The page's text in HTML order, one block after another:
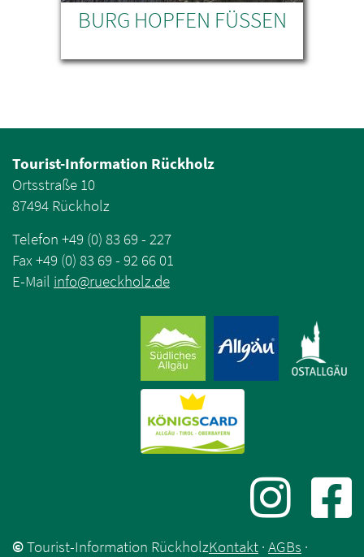
BURG HOPFEN FÜSSEN
Tourist-Information Rückholz
Ortsstraße 10
87494 Rückholz
Telefon +49 (0) 83 69 - 227
Fax +49 (0) 83 69 - 92 66 01
E-Mail info@rueckholz.de
©Tourist-Information RückholzKontakt · AGBs ·